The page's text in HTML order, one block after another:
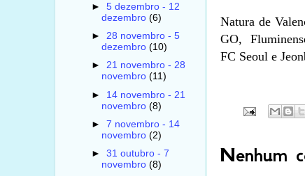
Natura de
GO,
FC Seoul e
Nenhum
► 5 dezembro - 12
dezembro (6)
► 28 novembro - 5
dezembro (10)
► 21 novembro - 28
novembro (11)
► 14 novembro - 21
novembro (8)
► 7 novembro - 14
novembro (2)
► 31 outubro - 7
novembro (8)